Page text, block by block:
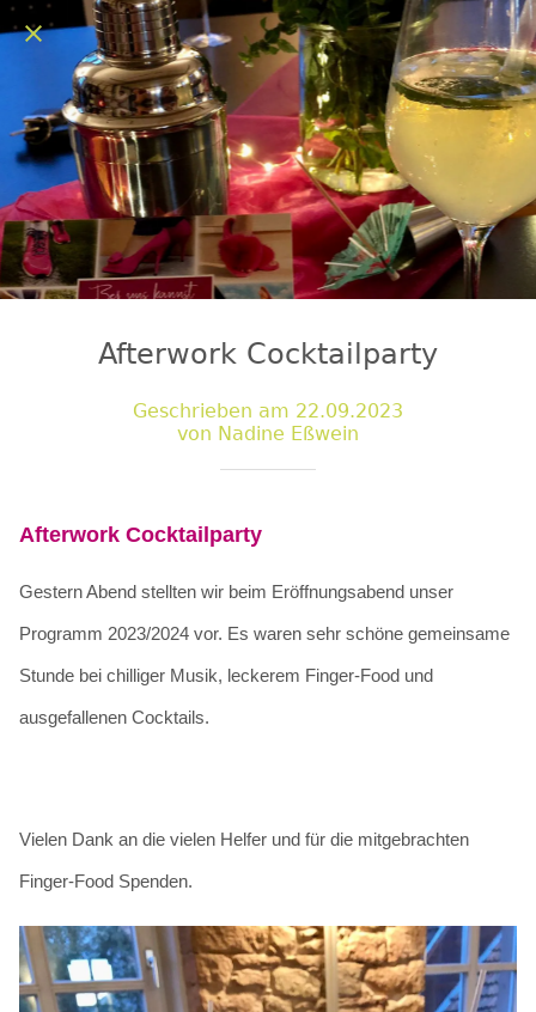
Afterwork Cocktailparty
Geschrieben am 22.09.2023
von Nadine Eßwein
Afterwork Cocktailparty
Gestern Abend stellten wir beim Eröffnungsabend unser
Programm 2023/2024 vor. Es waren sehr schöne gemeinsame
Stunde bei chilliger Musik, leckerem Finger-Food und
ausgefallenen Cocktails.
Vielen Dank an die vielen Helfer und für die mitgebrachten
Finger-Food Spenden.